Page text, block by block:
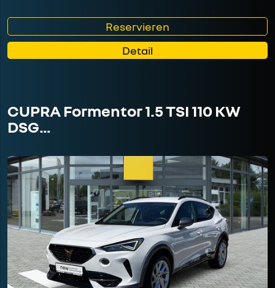
Reservieren
Detail
CUPRA Formentor 1.5 TSI 110 KW
DSG…